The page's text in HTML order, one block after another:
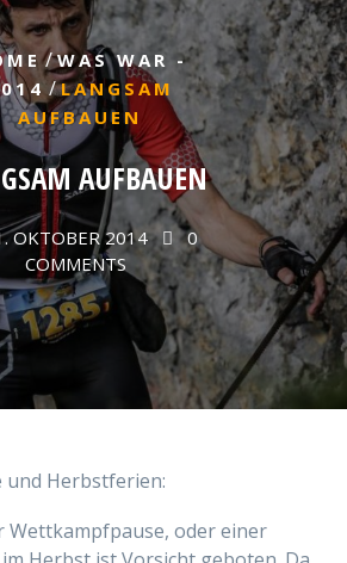
/WAS WAR -
/LANGSAM
AUFBAUEN
AUFBAUEN
OKTOBER 2014
0
COMMENTS
und Herbstferien:
Wettkampfpause, oder einer